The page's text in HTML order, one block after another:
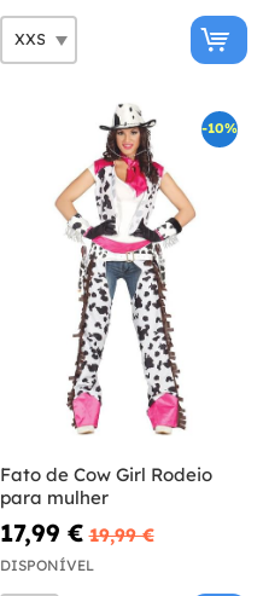
-10%
Fato de Cow Girl Rodeio
para mulher
17,99 € 19,99 €
DISPONÍVEL